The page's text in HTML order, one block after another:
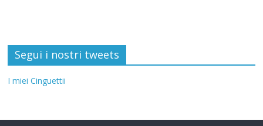
Segui i nostri tweets
I miei Cinguettii